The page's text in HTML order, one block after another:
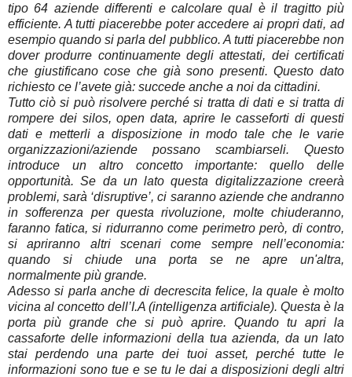
tipo 64 aziende differenti e calcolare qual è il tragitto più
efficiente. A tutti piacerebbe poter accedere ai propri dati, ad
esempio quando si parla del pubblico. A tutti piacerebbe non
dover produrre continuamente degli attestati, dei certificati
che giustificano cose che già sono presenti. Questo dato
richiesto ce l’avete già: succede anche a noi da cittadini.
Tutto ciò si può risolvere perché si tratta di dati e si tratta di
rompere dei silos, open data, aprire le casseforti di questi
dati e metterli a disposizione in modo tale che le varie
organizzazioni/aziende possano scambiarseli. Questo
introduce un altro concetto importante: quello delle
opportunità. Se da un lato questa digitalizzazione creerà
problemi, sarà ‘disruptive’, ci saranno aziende che andranno
in sofferenza per questa rivoluzione, molte chiuderanno,
faranno fatica, si ridurranno come perimetro però, di contro,
si apriranno altri scenari come sempre nell’economia:
quando si chiude una porta se ne apre un'altra,
normalmente più grande.
Adesso si parla anche di decrescita felice, la quale è molto
vicina al concetto dell’I.A (intelligenza artificiale). Questa è la
porta più grande che si può aprire. Quando tu apri la
cassaforte delle informazioni della tua azienda, da un lato
stai perdendo una parte dei tuoi asset, perché tutte le
informazioni sono tue e se tu le dai a disposizioni degli altri